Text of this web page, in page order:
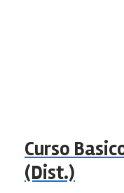
Curso
(Dist.)